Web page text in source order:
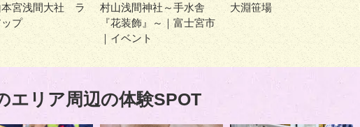
本宮浅間大社 ラ
プ
村山浅間神社～手水舎
『花装飾』～｜富士宮市
｜イベント
大淵笹場
エリア周辺の体験SPOT